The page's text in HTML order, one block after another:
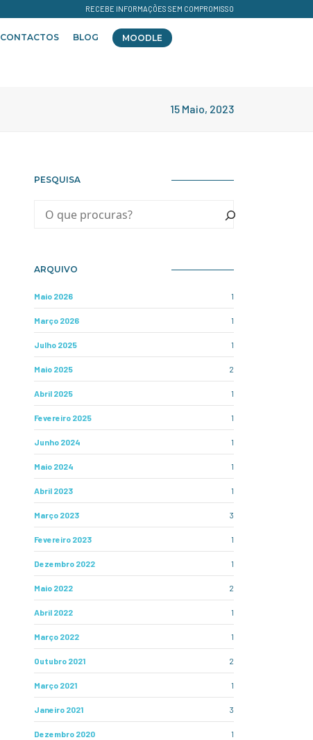
RECEBE INFORMAÇÕES SEM COMPROMISSO
CONTACTOS BLOG MOODLE
15 Maio, 2023
PESQUISA
ARQUIVO
Maio 2026 1
Março 2026 1
Julho 2025 1
Maio 2025 2
Abril 2025 1
Fevereiro 2025 1
Junho 2024 1
Maio 2024 1
Abril 2023 1
Março 2023 3
Fevereiro 2023 1
Dezembro 2022 1
Maio 2022 2
Abril 2022 1
Março 2022 1
Outubro 2021 2
Março 2021 1
Janeiro 2021 3
Dezembro 2020 1